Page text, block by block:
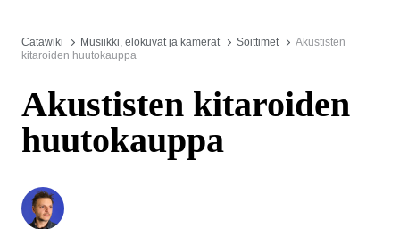
Catawiki Musiikki, elokuvat ja kamerat Soittimet
Akustisten
kitaroiden huutokauppa
Akustisten kitaroiden
huutokauppa